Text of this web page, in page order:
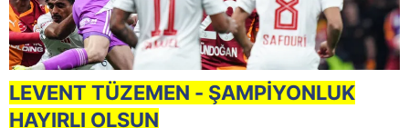
LEVENT TÜZEMEN - ŞAMPİYONLUK
HAYIRLI OLSUN